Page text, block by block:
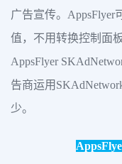
广告宣传。AppsFlyer
值，不用转换控制面
AppsFlyer
告商运用
少。